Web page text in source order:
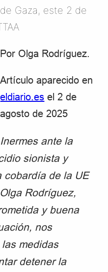
Gaza, este 2 de
Por Olga Rodríguez.
Artículo aparecido en
eldiario.es el 2 de
agosto de 2025
Inermes ante la
sionista y
cobardía de la UE
Rodríguez,
y buena
nos
medidas
detener la